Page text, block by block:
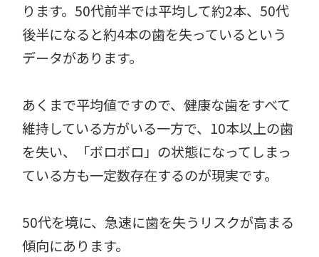
ります。50代前半では平均して約2本、50代
後半になると約4本の歯を失っているという
データがあります。
あくまで平均値ですので、健康な歯をすべて
維持している方がいる一方で、10本以上の歯
を失い、「ボロボロ」の状態になってしまっ
ている方も一定数存在するのが現実です。
50代を境に、急速に歯を失うリスクが高まる
傾向にあります。